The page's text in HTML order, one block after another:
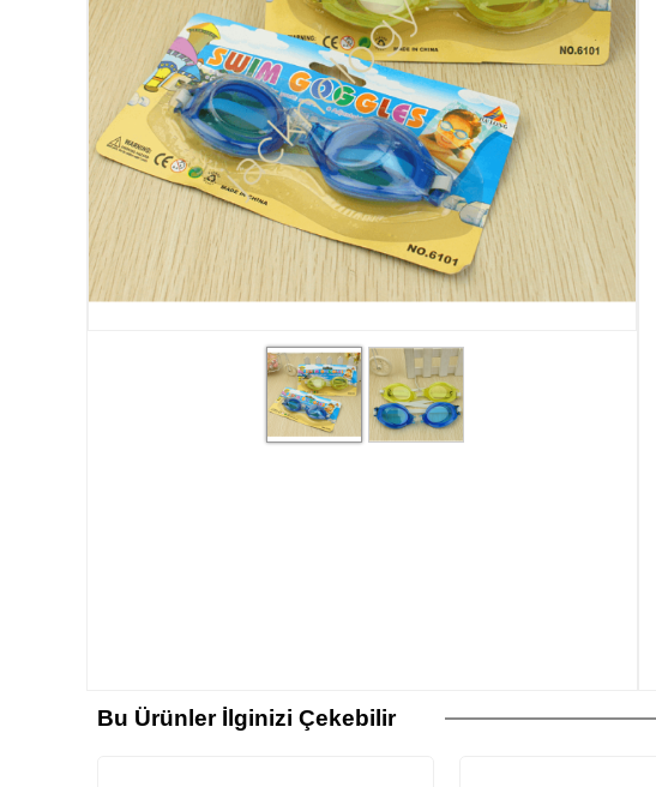
Bu Ürünler İlginizi Çekebilir